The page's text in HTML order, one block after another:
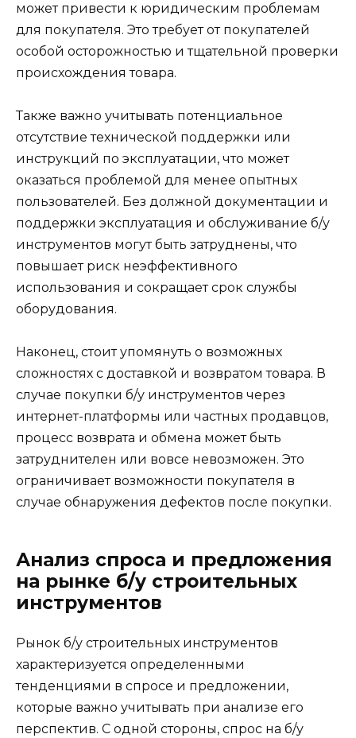
может привести к юридическим проблемам
для покупателя. Это требует от покупателей
особой осторожностью и тщательной проверки
происхождения товара.
Также важно учитывать потенциальное
отсутствие технической поддержки или
инструкций по эксплуатации, что может
оказаться проблемой для менее опытных
пользователей. Без должной документации и
поддержки эксплуатация и обслуживание б/у
инструментов могут быть затруднены, что
повышает риск неэффективного
использования и сокращает срок службы
оборудования.
Наконец, стоит упомянуть о возможных
сложностях с доставкой и возвратом товара. В
случае покупки б/у инструментов через
интернет-платформы или частных продавцов,
процесс возврата и обмена может быть
затруднителен или вовсе невозможен. Это
ограничивает возможности покупателя в
случае обнаружения дефектов после покупки.
Анализ спроса и предложения
на рынке б/у строительных
инструментов
Рынок б/у строительных инструментов
характеризуется определенными
тенденциями в спросе и предложении,
которые важно учитывать при анализе его
перспектив. С одной стороны, спрос на б/у